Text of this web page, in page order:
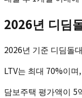
2026년 디딤
2026년 기준 디딤돌
LTV는 최대 70%이
담보주택 평가액이 5